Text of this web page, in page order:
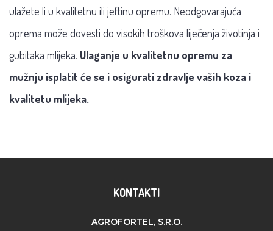
ulažete li u kvalitetnu ili jeftinu opremu. Neodgovarajuća
oprema može dovesti do visokih troškova liječenja životinja i
gubitaka mlijeka. Ulaganje u kvalitetnu opremu za
mužnju isplatit će se i osigurati zdravlje vaših koza i
kvalitetu mlijeka.
KONTAKTI
AGROFORTEL, S.R.O.